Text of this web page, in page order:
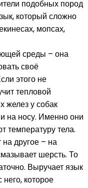
подобных пород
который сложно
мопсах,
среды – она
своё
этого не
тепловой
желез у собак
на носу. Именно они
температуру тела.
другое – на
шерсть. То
Выручает язык
которое